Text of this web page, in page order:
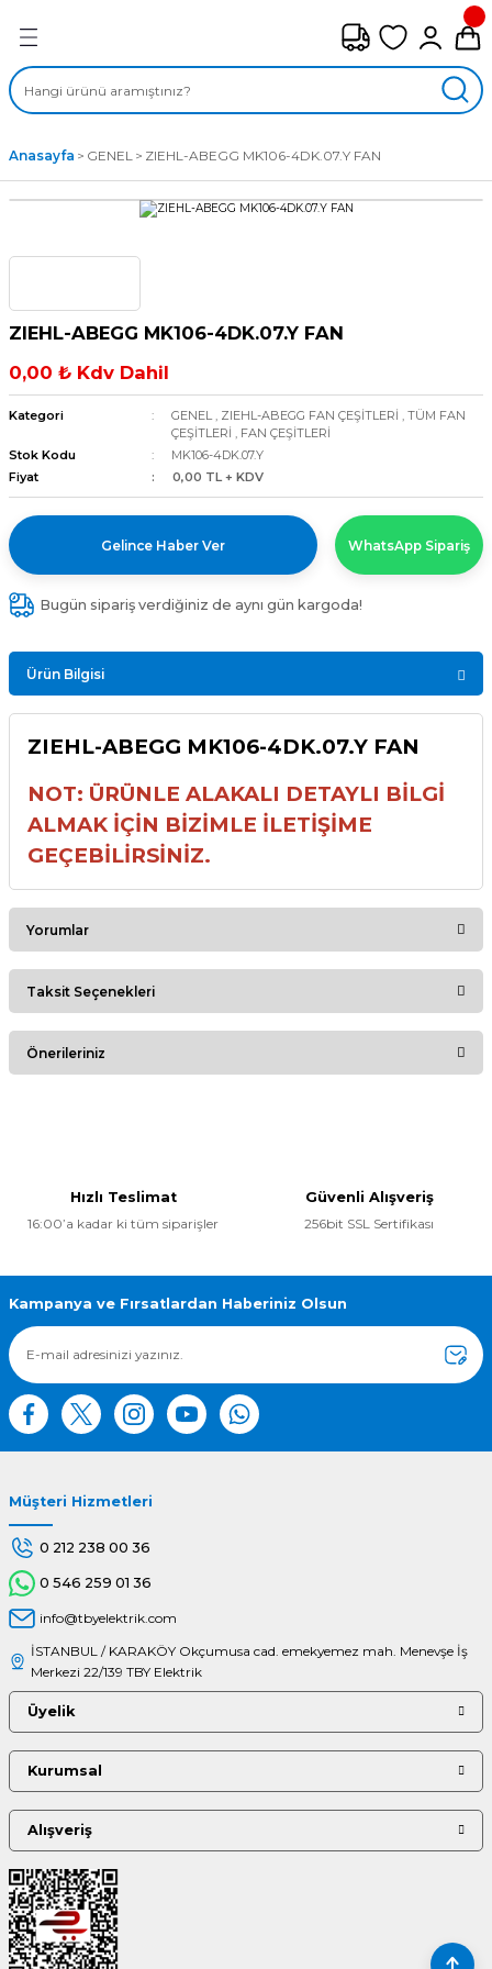
ÇEŞİTLERİ
FANLAR
FANLAR
Anasayfa GENEL ZIEHL-ABEGG MK106-4DK.07.Y FAN
ZIEHL-ABEGG MK106-4DK.07.Y FAN
0,00 ₺ Kdv Dahil
Kategori GENEL , ZIEHL-ABEGG FAN ÇEŞİTLERİ , TÜM FAN
ÇEŞİTLERİ , FAN ÇEŞİTLERİ
Stok Kodu
MK106-4DK.07.Y
Fiyat
0,00 TL + KDV
Gelince Haber Ver WhatsApp Sipariş
Bugün sipariş verdiğiniz de aynı gün kargoda!
Ürün Bilgisi
ZIEHL-ABEGG MK106-4DK.07.Y FAN
NOT: ÜRÜNLE ALAKALI DETAYLI BİLGİ
ALMAK İÇİN BİZİMLE İLETİŞİME
GEÇEBİLİRSİNİZ.
Yorumlar
Bu ürüne ilk yorumu siz yapın!
Taksit Seçenekleri
Önerileriniz
Ürün bilgilerinde hatalar bulunuyor.
Ürün fiyatı diğer sitelerden daha pahalı.
Bu ürüne benzer farklı alternatifler olmalı.
Hızlı Teslimat
16:00’a kadar ki tüm siparişler
Güvenli Alışveriş
256bit SSL Sertifikası
Kampanya ve Fırsatlardan Haberiniz Olsun
Müşteri Hizmetleri
0 212 238 00 36
0 546 259 01 36
info@tbyelektrik.com
İSTANBUL / KARAKÖY Okçumusa cad. emekyemez mah. Menevşe İş
Merkezi 22/139 TBY Elektrik
Üyelik
Kurumsal
Alışveriş